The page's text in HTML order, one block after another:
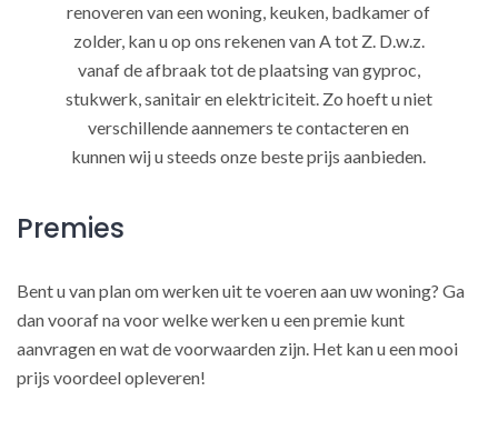
renoveren van een woning, keuken, badkamer of
zolder, kan u op ons rekenen van A tot Z. D.w.z.
vanaf de afbraak tot de plaatsing van gyproc,
stukwerk, sanitair en elektriciteit. Zo hoeft u niet
verschillende aannemers te contacteren en
kunnen wij u steeds onze beste prijs aanbieden.
Premies
Bent u van plan om werken uit te voeren aan uw woning? Ga
dan vooraf na voor welke werken u een premie kunt
aanvragen en wat de voorwaarden zijn. Het kan u een mooi
prijs voordeel opleveren!